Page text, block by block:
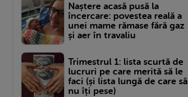
Naștere acasă pusă la
încercare: povestea reală a
unei mame rămase fără gaz
și aer în travaliu
Trimestrul 1: lista scurtă de
lucruri pe care merită să le
faci (și lista lungă de care să
nu îți pese)